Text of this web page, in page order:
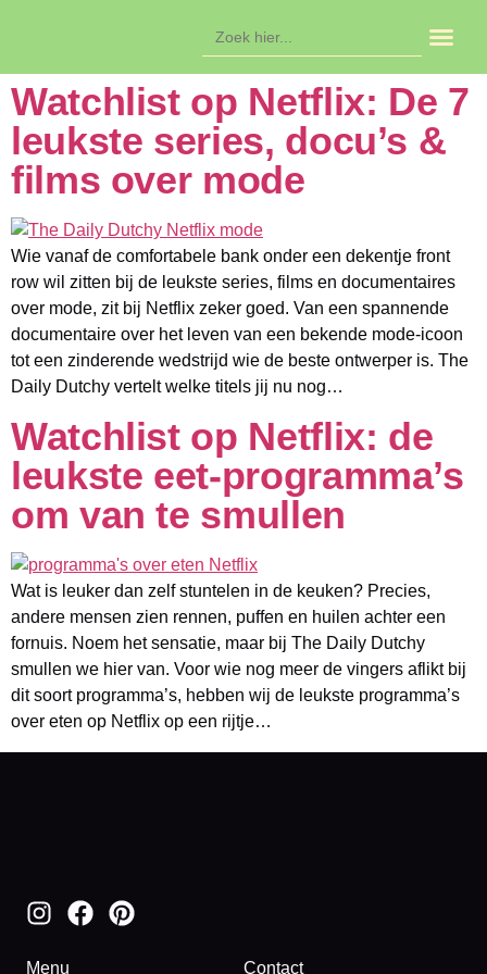
naar:
Watchlist op Netflix: De 7
leukste series, docu’s &
films over mode
Wie vanaf de comfortabele bank onder een dekentje front
row wil zitten bij de leukste series, films en documentaires
over mode, zit bij Netflix zeker goed. Van een spannende
documentaire over het leven van een bekende mode-icoon
tot een zinderende wedstrijd wie de beste ontwerper is. The
Daily Dutchy vertelt welke titels jij nu nog…
Watchlist op Netflix: de
leukste eet-programma’s
om van te smullen
Wat is leuker dan zelf stuntelen in de keuken? Precies,
andere mensen zien rennen, puffen en huilen achter een
fornuis. Noem het sensatie, maar bij The Daily Dutchy
smullen we hier van. Voor wie nog meer de vingers aflikt bij
dit soort programma’s, hebben wij de leukste programma’s
over eten op Netflix op een rijtje…
Menu Contact